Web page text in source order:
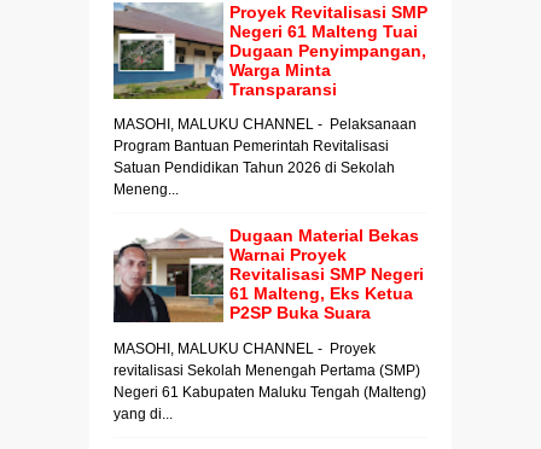
Proyek Revitalisasi SMP
Negeri 61 Malteng Tuai
Dugaan Penyimpangan,
Warga Minta
Transparansi
MASOHI, MALUKU CHANNEL - Pelaksanaan
Program Bantuan Pemerintah Revitalisasi
Satuan Pendidikan Tahun 2026 di Sekolah
Meneng...
Dugaan Material Bekas
Warnai Proyek
Revitalisasi SMP Negeri
61 Malteng, Eks Ketua
P2SP Buka Suara
MASOHI, MALUKU CHANNEL - Proyek
revitalisasi Sekolah Menengah Pertama (SMP)
Negeri 61 Kabupaten Maluku Tengah (Malteng)
yang di...